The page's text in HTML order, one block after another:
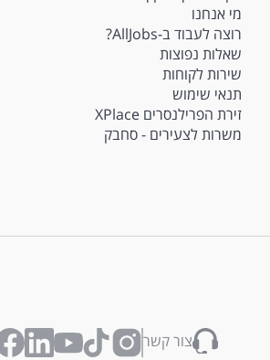
מי אנחנו
רוצה לעבוד ב-AllJobs?
שאלות נפוצות
שירות לקוחות
תנאי שימוש
זירת הפרילנסרים XPlace
משרות לצעירים - סחבק
צור קשר